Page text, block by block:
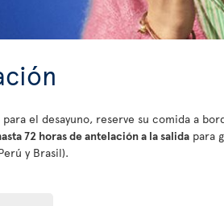
el desayuno, reserve su comida a
72 horas de antelación a la salida para
y Brasil).